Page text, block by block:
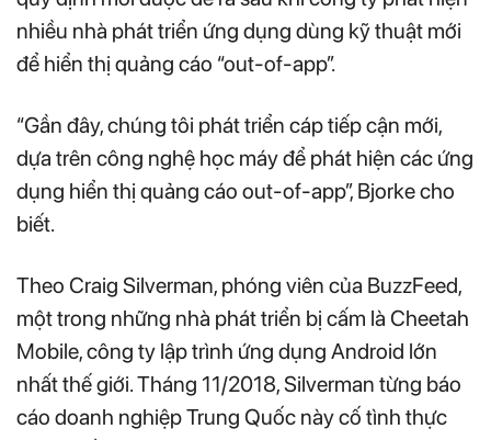
nhiều nhà phát triển ứng dụng dùng kỹ thuật mới
để hiển thị quảng cáo “out-of-app”.
“Gần đây, chúng tôi phát triển cáp tiếp cận mới,
dựa trên công nghệ học máy để phát hiện các ứng
dụng hiển thị quảng cáo out-of-app”, Bjorke cho
biết.
Theo Craig Silverman, phóng viên của BuzzFeed,
một trong những nhà phát triển bị cấm là Cheetah
Mobile, công ty lập trình ứng dụng Android lớn
nhất thế giới. Tháng 11/2018, Silverman từng báo
cáo doanh nghiệp Trung Quốc này cố tình thực